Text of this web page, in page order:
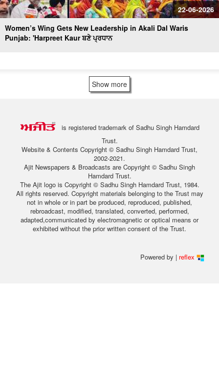
22-06-2026
Women’s Wing Gets New Leadership in Akali Dal Waris
Punjab: 'Harpreet Kaur ਬਣੇ ਪ੍ਰਧਾਨ
Show more
is registered trademark of Sadhu Singh Hamdard
Trust.
Website & Contents Copyright © Sadhu Singh Hamdard Trust,
2002-2021.
Ajit Newspapers & Broadcasts are Copyright © Sadhu Singh
Hamdard Trust.
The Ajit logo is Copyright © Sadhu Singh Hamdard Trust, 1984.
All rights reserved. Copyright materials belonging to the Trust may
not in whole or in part be produced, reproduced, published,
rebroadcast, modified, translated, converted, performed,
adapted,communicated by electromagnetic or optical means or
exhibited without the prior written consent of the Trust.
Powered by | reflex